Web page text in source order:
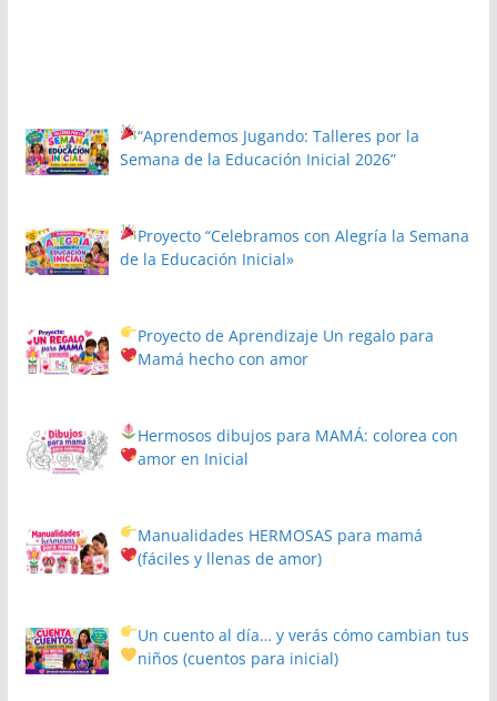
“Aprendemos Jugando: Talleres por la
Semana de la Educación Inicial 2026”
Proyecto“Celebramos con Alegría la Semana
de la Educación Inicial»
Proyecto de Aprendizaje Un regalo para
Mamá hecho con amor
Hermosos dibujos para MAMÁ: colorea con
amor en Inicial
Manualidades HERMOSAS para mamá
(fáciles y llenas de amor)
Un cuento al día… y verás cómo cambian tus
niños(cuentos para inicial)